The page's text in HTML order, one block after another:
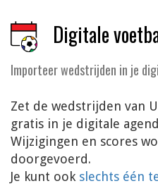
Digitale
Importeer wedstrijden in je
Zet de wedstrijden van
gratis in je digitale
Wijzigingen en scores
doorgevoerd.
Je kunt ook slechts één